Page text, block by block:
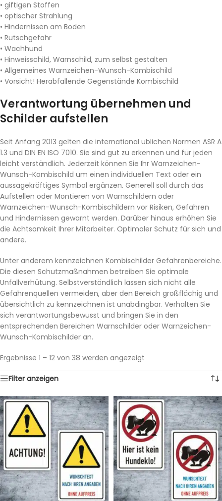
• giftigen Stoffen
• optischer Strahlung
• Hindernissen am Boden
• Rutschgefahr
• Wachhund
• Hinweisschild, Warnschild, zum selbst gestalten
• Allgemeines Warnzeichen-Wunsch-Kombischild
• Vorsicht! Herabfallende Gegenstände Kombischild
Verantwortung übernehmen und
Schilder aufstellen
Seit Anfang 2013 gelten die international üblichen Normen ASR A
1.3 und DIN EN ISO 7010. Sie sind gut zu erkennen und für jeden
leicht verständlich. Jederzeit können Sie Ihr Warnzeichen-
Wunsch-Kombischild um einen individuellen Text oder ein
aussagekräftiges Symbol ergänzen. Generell soll durch das
Aufstellen oder Montieren von Warnschildern oder
Warnzeichen-Wunsch-Kombischildern vor Risiken, Gefahren
und Hindernissen gewarnt werden. Darüber hinaus erhöhen Sie
die Achtsamkeit Ihrer Mitarbeiter. Optimaler Schutz für sich und
andere.
Unter anderem kennzeichnen Kombischilder Gefahrenbereiche.
Die diesen Schutzmaßnahmen betreiben Sie optimale
Unfallverhütung. Selbstverständlich lassen sich nicht alle
Gefahrenquellen vermeiden, aber den Bereich großflächig und
übersichtlich zu kennzeichnen ist unabdingbar. Verhalten Sie
sich verantwortungsbewusst und bringen Sie in den
entsprechenden Bereichen Warnschilder oder Warnzeichen-
Wunsch-Kombischilder an.
Ergebnisse 1 – 12 von 38 werden angezeigt
Filter anzeigen